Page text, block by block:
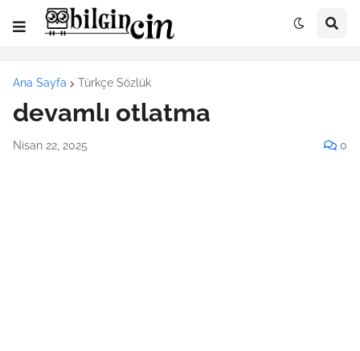
Ana Sayfa Türkçe Sözlük
devamlı otlatma
Nisan 22, 2025 0